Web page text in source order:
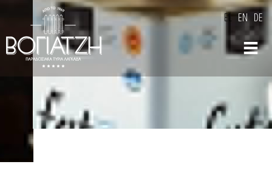
Παράκαμψη
προς το
κυρίως
περιεχόμενο
EL EN DE